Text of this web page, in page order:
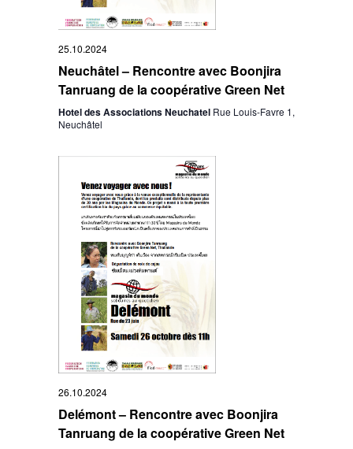
25.10.2024
Neuchâtel – Rencontre avec Boonjira
Tanruang de la coopérative Green Net
Hotel des Associations Neuchatel Rue Louis-Favre 1,
Neuchâtel
26.10.2024
Delémont – Rencontre avec Boonjira
Tanruang de la coopérative Green Net